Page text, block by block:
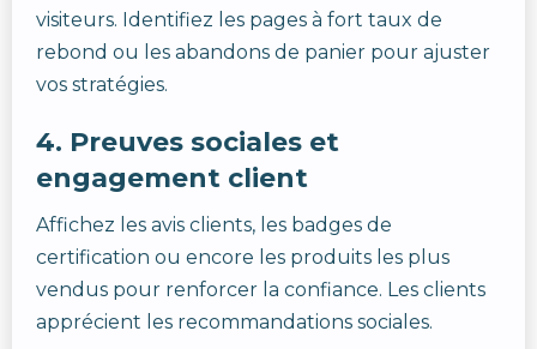
visiteurs. Identifiez les pages à fort taux de
rebond ou les abandons de panier pour ajuster
vos stratégies.
4. Preuves sociales et
engagement client
Affichez les avis clients, les badges de
certification ou encore les produits les plus
vendus pour renforcer la confiance. Les clients
apprécient les recommandations sociales.